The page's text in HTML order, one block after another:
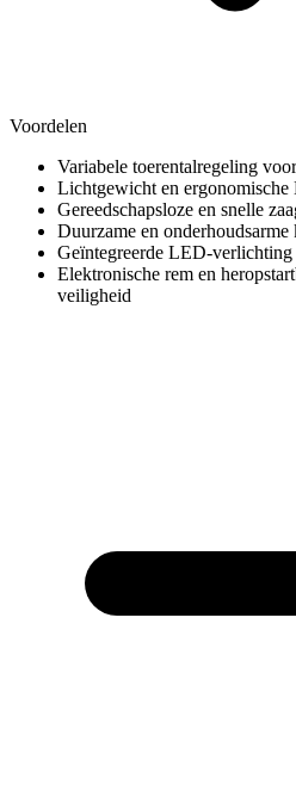
Voordelen
Variabele toerentalregeling
Lichtgewicht en ergonomische
Gereedschapsloze en snelle
Duurzame en
Geïntegreerde LED-
Elektronische rem en
veiligheid